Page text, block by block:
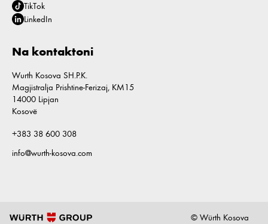
TikTok
LinkedIn
Na kontaktoni
Wurth Kosova SH.P.K.
Magjistralja Prishtine-Ferizaj, KM15
14000 Lipjan
Kosovë
+383 38 600 308
info@wurth-kosova.com
© Würth Kosova